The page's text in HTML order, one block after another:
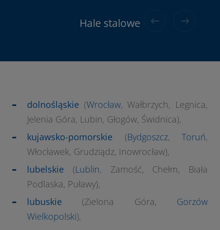
Hale aluminiowe
Hale stalowe
Hale stalowe do 120kg/m2 śniegu
dolnośląskie (Wrocław, Wałbrzych, Legnica,
Jelenia Góra, Lubin, Głogów, Świdnica),
kujawsko-pomorskie (Bydgoszcz, Toruń,
Włocławek, Grudziądz, Inowrocław),
lubelskie (Lublin, Zamość, Chełm, Biała
Podlaska, Puławy),
lubuskie (Zielona Góra, Gorzów
Wielkopolski),